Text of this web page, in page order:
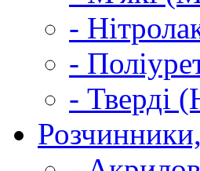
-
-
- Тверді